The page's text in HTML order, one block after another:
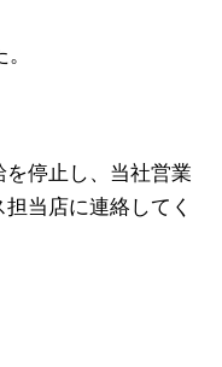
停止し、当社営業
当店に連絡してく